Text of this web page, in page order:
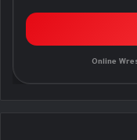
Online